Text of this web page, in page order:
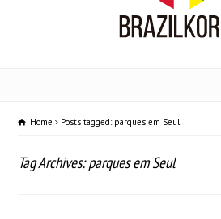
Home Posts tagged: parques em Seul
Tag Archives: parques em Seul